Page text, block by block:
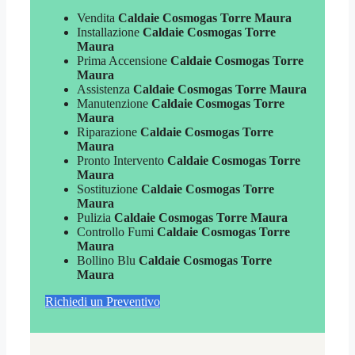
Vendita Caldaie Cosmogas Torre Maura
Installazione Caldaie Cosmogas Torre
Maura
Prima Accensione Caldaie Cosmogas Torre
Maura
Assistenza Caldaie Cosmogas Torre Maura
Manutenzione Caldaie Cosmogas Torre
Maura
Riparazione Caldaie Cosmogas Torre
Maura
Pronto Intervento Caldaie Cosmogas Torre
Maura
Sostituzione Caldaie Cosmogas Torre
Maura
Pulizia Caldaie Cosmogas Torre Maura
Controllo Fumi Caldaie Cosmogas Torre
Maura
Bollino Blu Caldaie Cosmogas Torre
Maura
Richiedi un Preventivo